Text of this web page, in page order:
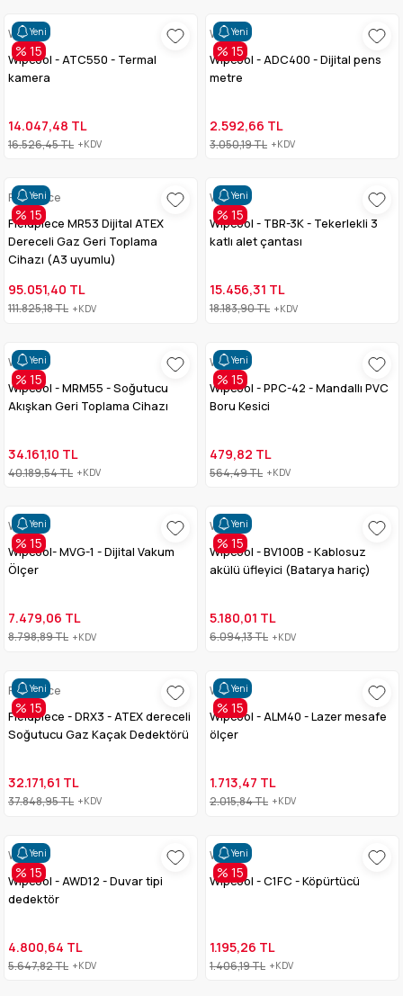
Yeni
% 15
Wipcool
Wipcool - ATC550 - Termal
kamera
14.047,48 TL
16.526,45 TL +KDV
Yeni
% 15
Wipcool
Wipcool - ADC400 - Dijital pens
metre
2.592,66 TL
3.050,19 TL +KDV
Yeni
% 15
Fieldpiece
Fieldpiece MR53 Dijital ATEX
Dereceli Gaz Geri Toplama
Cihazı (A3 uyumlu)
95.051,40 TL
111.825,18 TL +KDV
Yeni
% 15
Wipcool
Wipcool - TBR-3K - Tekerlekli 3
katlı alet çantası
15.456,31 TL
18.183,90 TL +KDV
Yeni
% 15
Wipcool
Wipcool - MRM55 - Soğutucu
Akışkan Geri Toplama Cihazı
34.161,10 TL
40.189,54 TL +KDV
Yeni
% 15
Wipcool
Wipcool - PPC-42 - Mandallı PVC
Boru Kesici
479,82 TL
564,49 TL +KDV
Yeni
% 15
Wipcool
Wipcool- MVG-1 - Dijital Vakum
Ölçer
7.479,06 TL
8.798,89 TL +KDV
Yeni
% 15
Wipcool
Wipcool - BV100B - Kablosuz
akülü üfleyici (Batarya hariç)
5.180,01 TL
6.094,13 TL +KDV
Yeni
% 15
Fieldpiece
Fieldpiece - DRX3 - ATEX dereceli
Soğutucu Gaz Kaçak Dedektörü
32.171,61 TL
37.848,95 TL +KDV
Yeni
% 15
Wipcool
Wipcool - ALM40 - Lazer mesafe
ölçer
1.713,47 TL
2.015,84 TL +KDV
Yeni
% 15
Wipcool
Wipcool - AWD12 - Duvar tipi
dedektör
4.800,64 TL
5.647,82 TL +KDV
Yeni
% 15
Wipcool
Wipcool - C1FC - Köpürtücü
1.195,26 TL
1.406,19 TL +KDV